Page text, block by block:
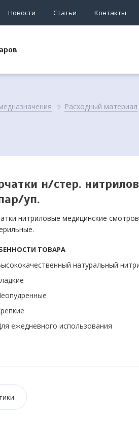
Новости Статьи Контакты
Расходный материал
н/стер.
уп.
нитриловые медицинские
ТОВАРА
натуральный
ежедневного использования